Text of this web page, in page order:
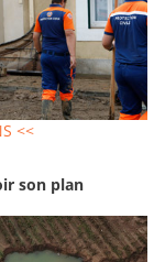
<<
son plan